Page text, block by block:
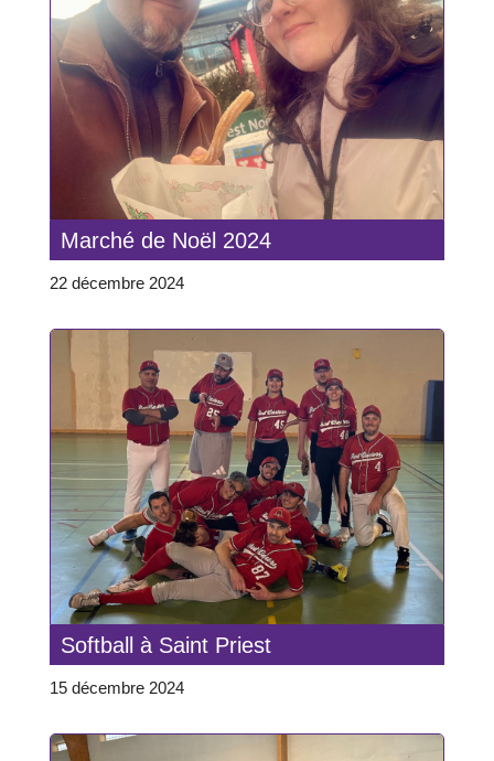
Marché de Noël 2024
22 décembre 2024
Softball à Saint Priest
15 décembre 2024